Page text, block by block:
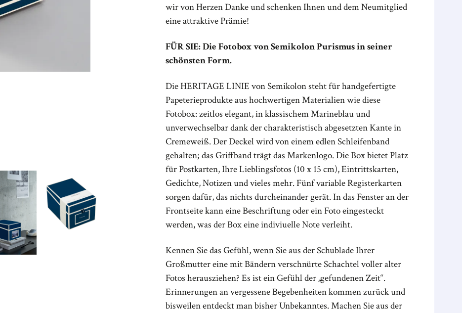
wir von Herzen Danke und schenken Ihnen und dem Neumitglied
eine attraktive Prämie!
FÜR SIE: Die Fotobox von Semikolon Purismus in seiner
schönsten Form.
Die HERITAGE LINIE von Semikolon steht für handgefertigte
Papeterieprodukte aus hochwertigen Materialien wie diese
Fotobox: zeitlos elegant, in klassischem Marineblau und
unverwechselbar dank der charakteristisch abgesetzten Kante in
Cremeweiß. Der Deckel wird von einem edlen Schleifenband
gehalten; das Griffband trägt das Markenlogo. Die Box bietet Platz
für Postkarten, Ihre Lieblingsfotos (10 x 15 cm), Eintrittskarten,
Gedichte, Notizen und vieles mehr. Fünf variable Registerkarten
sorgen dafür, das nichts durcheinander gerät. In das Fenster an der
Frontseite kann eine Beschriftung oder ein Foto eingesteckt
werden, was der Box eine indiviuelle Note verleiht.
Kennen Sie das Gefühl, wenn Sie aus der Schublade Ihrer
Großmutter eine mit Bändern verschnürte Schachtel voller alter
Fotos herausziehen? Es ist ein Gefühl der„gefundenen Zeit“.
Erinnerungen an vergessene Begebenheiten kommen zurück und
bisweilen entdeckt man bisher Unbekanntes. Machen Sie aus der